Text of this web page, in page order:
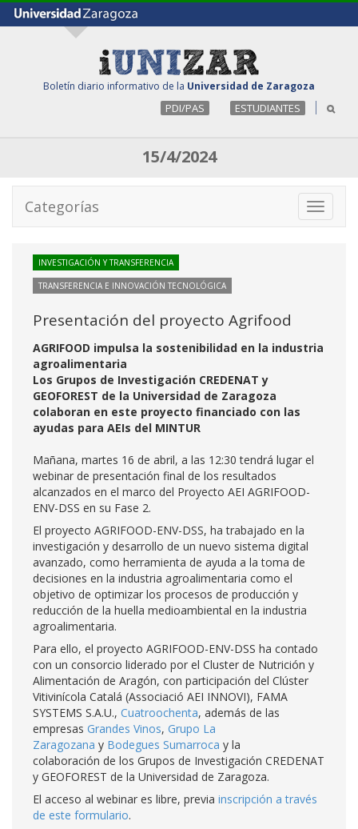
Boletín diario informativo de la Universidad de Zaragoza
PDI/PAS ESTUDIANTES
15/4/2024
Toggle
Categorías
INVESTIGACIÓN Y TRANSFERENCIA
TRANSFERENCIA E INNOVACIÓN TECNOLÓGICA
Presentación del proyecto Agrifood
AGRIFOOD impulsa la sostenibilidad en la industria
agroalimentaria
Los Grupos de Investigación CREDENAT y
GEOFOREST de la Universidad de Zaragoza
colaboran en este proyecto financiado con las
ayudas para AEIs del MINTUR
Mañana, martes 16 de abril, a las 12:30 tendrá lugar el
webinar de presentación final de los resultados
alcanzados en el marco del Proyecto AEI AGRIFOOD-
ENV-DSS en su Fase 2.
El proyecto AGRIFOOD-ENV-DSS, ha trabajado en la
investigación y desarrollo de un nuevo sistema digital
avanzado, como herramienta de ayuda a la toma de
decisiones en la industria agroalimentaria como el
objetivo de optimizar los procesos de producción y
reducción de la huella medioambiental en la industria
agroalimentaria.
Para ello, el proyecto AGRIFOOD-ENV-DSS ha contado
con un consorcio liderado por el Cluster de Nutrición y
Alimentación de Aragón, con participación del Clúster
Vitivinícola Catalá (Associació AEI INNOVI), FAMA
SYSTEMS S.A.U., Cuatroochenta, además de las
empresas Grandes Vinos, Grupo La
Zaragozana y Bodegues Sumarroca y la
colaboración de los Grupos de Investigación CREDENAT
y GEOFOREST de la Universidad de Zaragoza.
El acceso al webinar es libre, previa inscripción a través
de este formulario.